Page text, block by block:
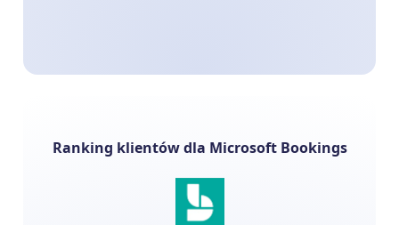
Ranking klientów dla Microsoft Bookings